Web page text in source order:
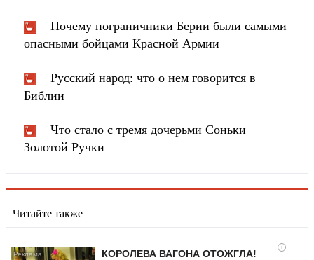
Почему пограничники Берии были самыми
опасными бойцами Красной Армии
Русский народ: что о нем говорится в
Библии
Что стало с тремя дочерьми Соньки
Золотой Ручки
Читайте также
i
КОРОЛЕВА ВАГОНА ОТОЖГЛА!